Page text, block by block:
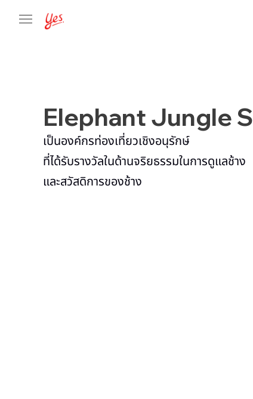
Elephant Jungle
เป็นองค์กรท่องเที่ยวเชิงอนุรักษ์
ที่ได้รับรางวัลในด้านจริยธรรมในการดูแลช้าง
และสวัสดิการของช้าง